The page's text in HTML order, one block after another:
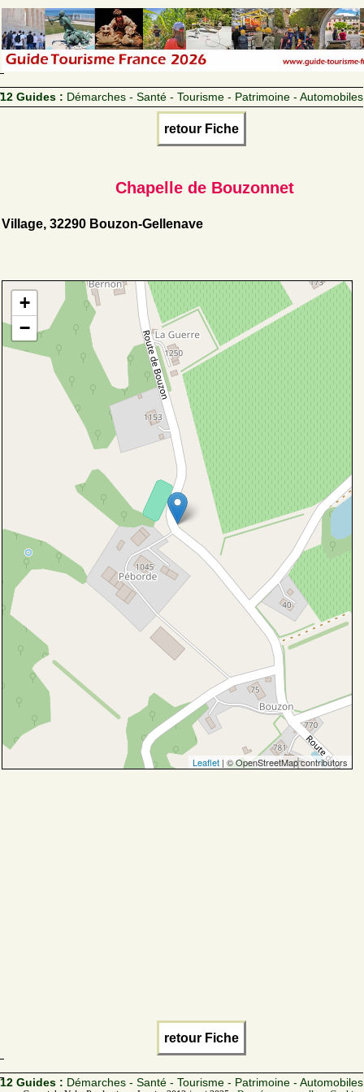
12 Guides : Démarches - Santé - Tourisme - Patrimoine - Automobiles
retour Fiche
Chapelle de Bouzonnet
Village, 32290 Bouzon-Gellenave
+
−
Leaflet | © OpenStreetMap contributors
retour Fiche
12 Guides : Démarches - Santé - Tourisme - Patrimoine - Automobiles